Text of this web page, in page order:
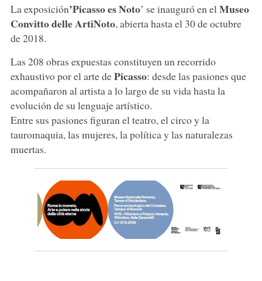
La exposición’Picasso es Noto’ se inauguró en elMuseo
Convitto delle ArtiNoto, abierta hasta el 30 de octubre
de 2018.
Las 208 obras expuestas constituyen un recorrido
exhaustivo por el arte dePicasso: desde las pasiones que
acompañaron al artista a lo largo de su vida hasta la
evolución de su lenguaje artístico.
Entre sus pasiones figuran el teatro, el circo y la
tauromaquia, las mujeres, la política y las naturalezas
muertas.